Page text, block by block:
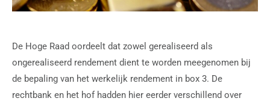
De Hoge Raad oordeelt dat zowel gerealiseerd als
ongerealiseerd rendement dient te worden meegenomen bij
de bepaling van het werkelijk rendement in box 3. De
rechtbank en het hof hadden hier eerder verschillend over